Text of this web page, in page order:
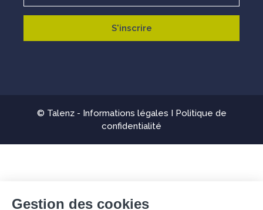
© Talenz - Informations légales I Politique de
confidentialité